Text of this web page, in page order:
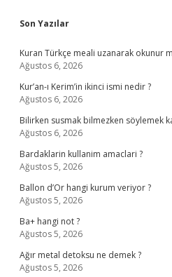
Sidebar
Son Yazılar
Kuran Türkçe meali uzanarak okunur
Ağustos 6, 2026
Kur’an-ı Kerim’in ikinci ismi nedir ?
Ağustos 6, 2026
Bilirken susmak bilmezken söylemek
Ağustos 6, 2026
Bardaklarin kullanim amaclari ?
Ağustos 5, 2026
Ballon d’Or hangi kurum veriyor ?
Ağustos 5, 2026
Ba+ hangi not ?
Ağustos 5, 2026
Ağır metal detoksu ne demek ?
Ağustos 5, 2026